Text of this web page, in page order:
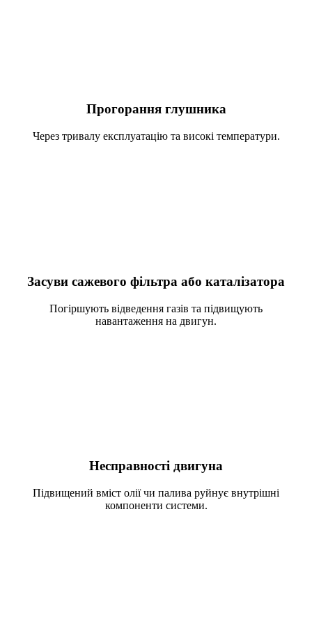
Прогорання глушника
Через тривалу експлуатацію та високі температури.
Засуви сажевого фільтра або каталізатора
Погіршують відведення газів та підвищують
навантаження на двигун.
Несправності двигуна
Підвищений вміст олії чи палива руйнує внутрішні
компоненти системи.